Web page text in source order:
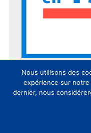
Nous utilisons des
expérience sur
dernier, nous